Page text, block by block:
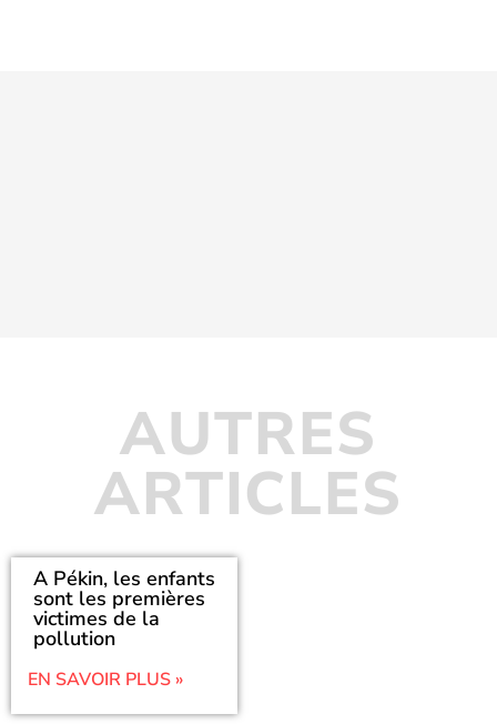
AUTRES
ARTICLES
A Pékin, les enfants
sont les premières
victimes de la
pollution
EN SAVOIR PLUS »